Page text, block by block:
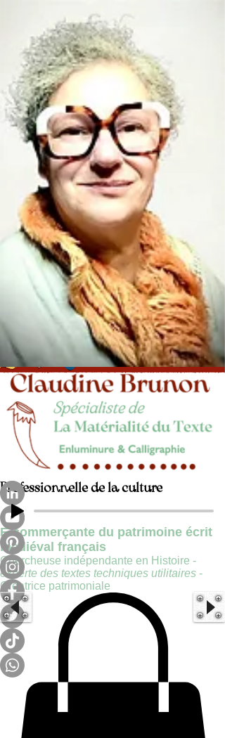
Professionnelle de la culture
E-commerçante du patrimoine écrit
médiéval français
Chercheuse indépendante en Histoire -
experte des textes techniques utilitaires -
Créatrice patrimoniale